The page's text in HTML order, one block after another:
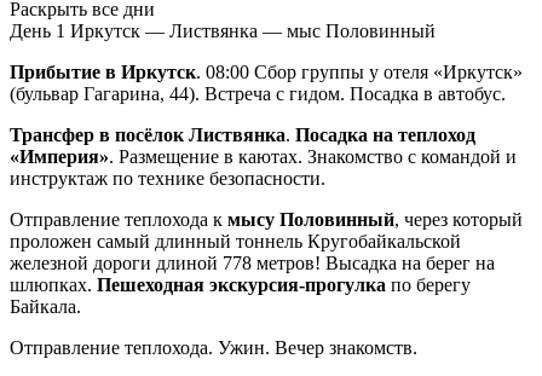
Раскрыть все дни
День 1 Иркутск — Листвянка — мыс Половинный
Прибытие в Иркутск. 08:00 Сбор группы у отеля «Иркутск»
(бульвар Гагарина, 44). Встреча с гидом. Посадка в автобус.
Трансфер в посёлок Листвянка. Посадка на теплоход
«Империя». Размещение в каютах. Знакомство с командой и
инструктаж по технике безопасности.
Отправление теплохода к мысу Половинный, через который
проложен самый длинный тоннель Кругобайкальской
железной дороги длиной 778 метров! Высадка на берег на
шлюпках. Пешеходная экскурсия-прогулка по берегу
Байкала.
Отправление теплохода. Ужин. Вечер знакомств.